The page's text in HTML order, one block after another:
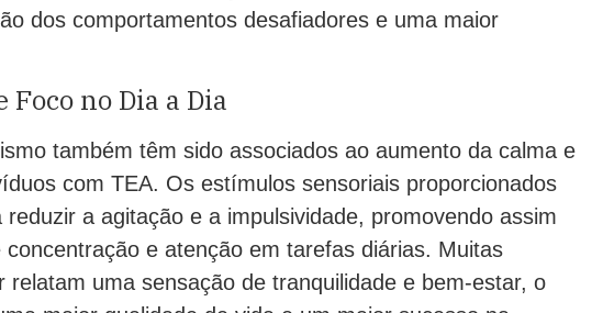
dos comportamentos desafiadores e uma maior
no Dia a Dia
também têm sido associados ao aumento da calma e
com TEA. Os estímulos sensoriais proporcionados
a agitação e a impulsividade, promovendo assim
e atenção em tarefas diárias. Muitas
relatam uma sensação de tranquilidade e bem-estar, o